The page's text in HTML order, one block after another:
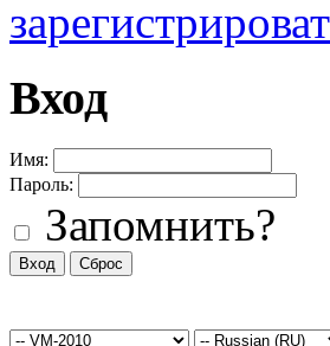
Вход
Имя:
Пароль:
Запомнить?